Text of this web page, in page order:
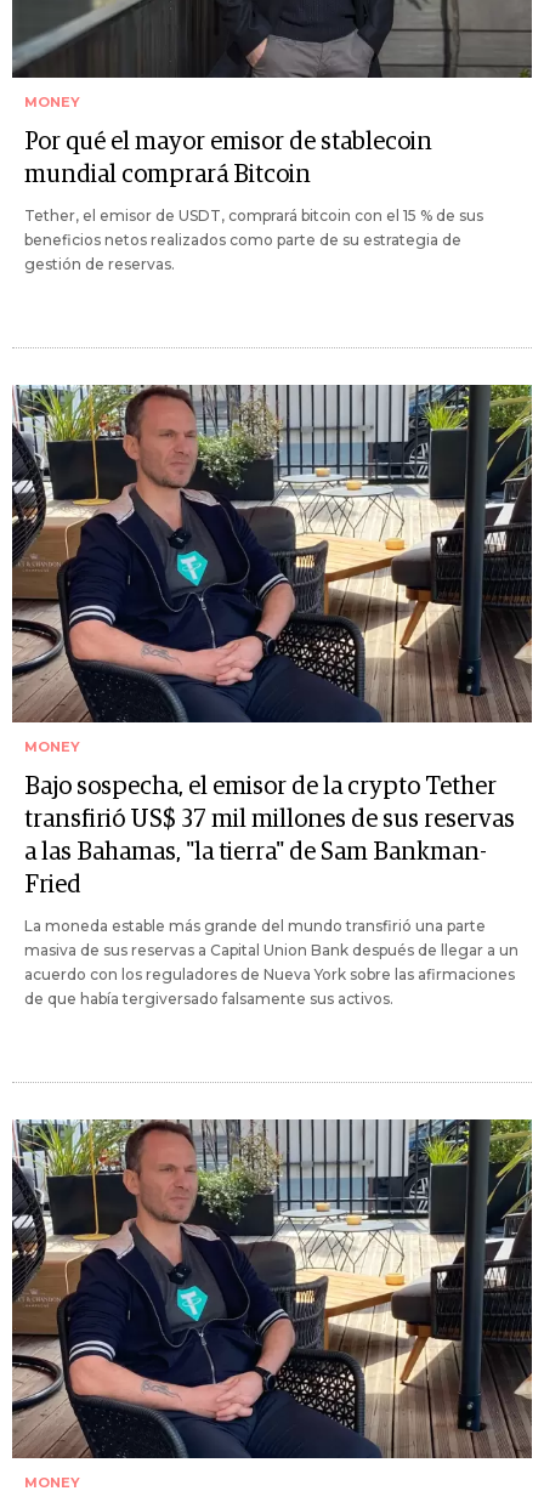
MONEY
Por qué el mayor emisor de stablecoin
mundial comprará Bitcoin
Tether, el emisor de USDT, comprará bitcoin con el 15 % de sus
beneficios netos realizados como parte de su estrategia de
gestión de reservas.
MONEY
Bajo sospecha, el emisor de la crypto Tether
transfirió US$ 37 mil millones de sus reservas
a las Bahamas, "la tierra" de Sam Bankman-
Fried
La moneda estable más grande del mundo transfirió una parte
masiva de sus reservas a Capital Union Bank después de llegar a un
acuerdo con los reguladores de Nueva York sobre las afirmaciones
de que había tergiversado falsamente sus activos.
MONEY